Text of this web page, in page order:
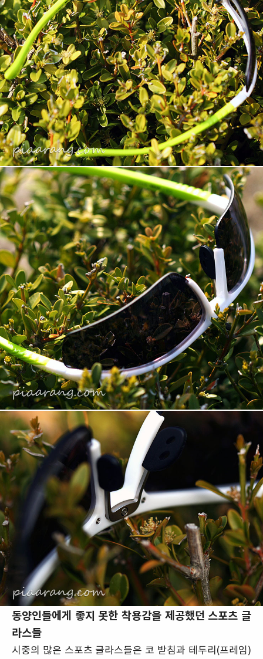
동양인들에게 좋지 못한 착용감을 제공했던 스포츠 글
라스들
시중의 많은 스포츠 글라스들은 코 받침과 테두리(프레임)